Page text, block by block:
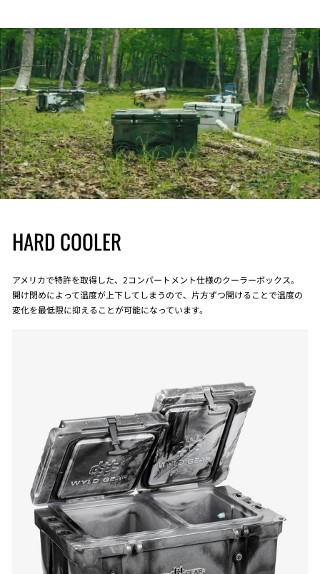
HARD COOLER
アメリカで特許を取得した、2コンパートメント仕様のクーラーボックス。
開け閉めによって温度が上下してしまうので、片方ずつ開けることで温度の
変化を最低限に抑えることが可能になっています。